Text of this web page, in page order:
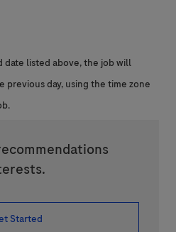
date listed above, the job will
previous day, using the time zone
Started